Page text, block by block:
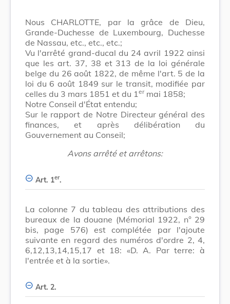
Nous CHARLOTTE, par la grâce de Dieu,
Grande-Duchesse de Luxembourg, Duchesse
de Nassau, etc., etc., etc.;
Vu l'arrêté grand-ducal du 24 avril 1922 ainsi
que les art. 37, 38 et 313 de la loi générale
belge du 26 août 1822, de même l'art. 5 de la
loi du 6 août 1849 sur le transit, modifiée par
celles du 3 mars 1851 et du 1 ermai 1858;
Notre Conseil d'État entendu;
Sur le rapport de Notre Directeur général des
finances, et après délibération du
Gouvernement au Conseil;
Avons arrêté et arrêtons:
Art. 1er.
La colonne 7 du tableau des attributions des
bureaux de la douane (Mémorial 1922, n° 29
bis, page 576) est complétée par l'ajoute
suivante en regard des numéros d'ordre 2, 4,
6,12,13,14,15,17 et 18: «D. A. Par terre: à
l'entrée et à la sortie».
Art. 2.